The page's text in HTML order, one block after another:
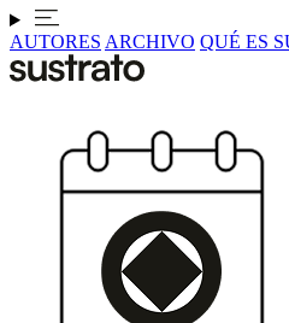
AUTORES ARCHIVO QUÉ ES